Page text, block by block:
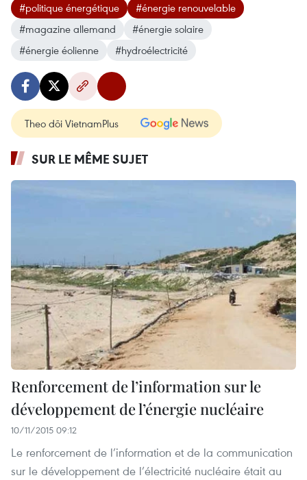
#politique énergétique
#énergie renouvelable
#magazine allemand
#énergie solaire
#énergie éolienne
#hydroélectricité
Theo dõi VietnamPlus
SUR LE MÊME SUJET
Renforcement de l’information sur le
développement de l’énergie nucléaire
10/11/2015 09:12
Le renforcement de l’information et de la communication
sur le développement de l’électricité nucléaire était au